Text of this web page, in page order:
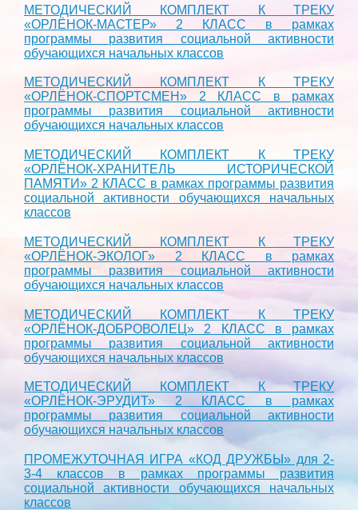
МЕТОДИЧЕСКИЙ КОМПЛЕКТ К ТРЕКУ
«ОРЛЁНОК-МАСТЕР» 2 КЛАСС в рамках
программы развития социальной активности
обучающихся начальных классов
МЕТОДИЧЕСКИЙ КОМПЛЕКТ К ТРЕКУ
«ОРЛЁНОК-СПОРТСМЕН» 2 КЛАСС в рамках
программы развития социальной активности
обучающихся начальных классов
МЕТОДИЧЕСКИЙ КОМПЛЕКТ К ТРЕКУ
«ОРЛЁНОК-ХРАНИТЕЛЬ ИСТОРИЧЕСКОЙ
ПАМЯТИ» 2 КЛАСС в рамках программы развития
социальной активности обучающихся начальных
классов
МЕТОДИЧЕСКИЙ КОМПЛЕКТ К ТРЕКУ
«ОРЛЁНОК-ЭКОЛОГ» 2 КЛАСС в рамках
программы развития социальной активности
обучающихся начальных классов
МЕТОДИЧЕСКИЙ КОМПЛЕКТ К ТРЕКУ
«ОРЛЁНОК-ДОБРОВОЛЕЦ» 2 КЛАСС в рамках
программы развития социальной активности
обучающихся начальных классов
МЕТОДИЧЕСКИЙ КОМПЛЕКТ К ТРЕКУ
«ОРЛЁНОК-ЭРУДИТ» 2 КЛАСС в рамках
программы развития социальной активности
обучающихся начальных классов
ПРОМЕЖУТОЧНАЯ ИГРА «КОД ДРУЖБЫ» для 2-
3-4 классов в рамках программы развития
социальной активности обучающихся начальных
классов